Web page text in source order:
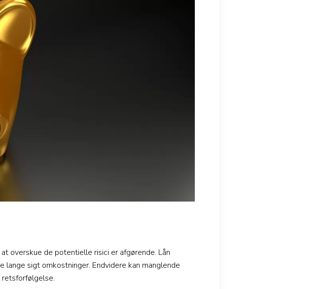
overskue de potentielle risici er afgørende. Lån
sigt omkostninger. Endvidere kan manglende